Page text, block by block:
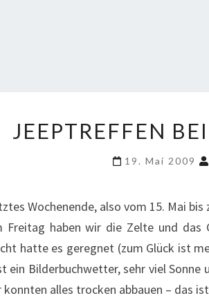
JEEPTREFFEN
19. Mai 2009
Wochenende, also vom 15. Mai
Freitag haben wir die Zelte und das
hatte es geregnet (zum Glück ist
ein Bilderbuchwetter, sehr viel Sonne
konnten alles trocken abbauen – das